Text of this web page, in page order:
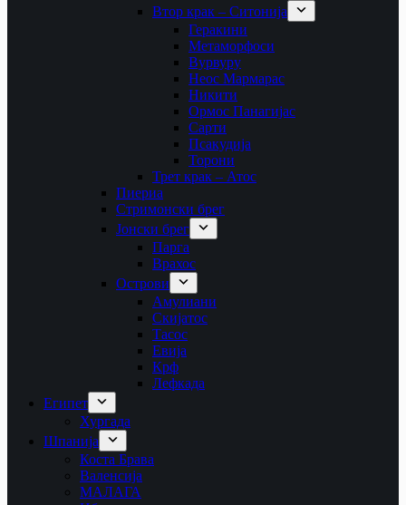
Втор крак – Ситонија
Геракини
Метаморфоси
Вурвуру
Неос Мармарас
Никити
Ормос Панагијас
Сарти
Псакудија
Торони
Трет крак – Атос
Пиериа
Стримонски брег
Јонски брег
Парга
Врахос
Острови
Амулиани
Скијатос
Тасос
Евија
Крф
Лефкада
Египет
Хургада
Шпанија
Коста Брава
Валенсија
МАЛАГА